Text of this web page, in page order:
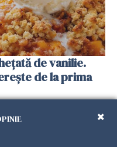
de vanilie.
de la prima